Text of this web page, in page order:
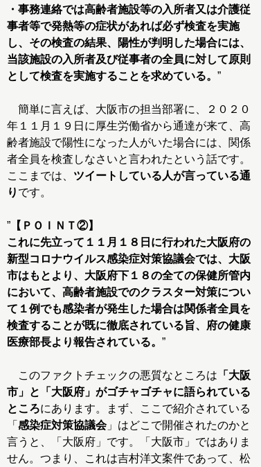
・事務連絡では高齢者施設等の入所者又は介護従
事者等で発熱等の症状があれば必ず検査を実施
し、その検査の結果、陽性が判明した場合には、
当該施設の入所者及び従事者の全員に対して原則
として検査を実施することを求めている。 ”
簡単に言えば、大阪市の担当部署に、２０２０
年１１月１９日に厚生労働省から通達が来て、高
齢者施設で陽性になった人がいた場合には、関係
者全員を検査しなさいと言われたという話です。
ここまでは、 ツイートしている人が言っている通
り です。
” 【ＰＯＩＮＴ②】
これに先立って１１月１８日に行われた大阪府の
新型コロナウイルス感染症対策協議会では、大阪
市はもとより、大阪府下１８の全ての保健所管内
において、高齢者施設でのクラスター対策につい
て１例でも感染者が発生した場合は関係者全員を
検査することが既に徹底されている旨、府の健康
医療部長より報告されている。 ”
このファクトチェックの悪質なところは 「大阪
市」と「大阪府」がゴチャゴチャに語られている
ところにあります。まず、ここで紹介されている
「 感染症対策協議会」はどこで開催されたのかと
言うと、「大阪府」です。「大阪市」ではありま
せん。つまり、これは吉村洋文案件であって、松